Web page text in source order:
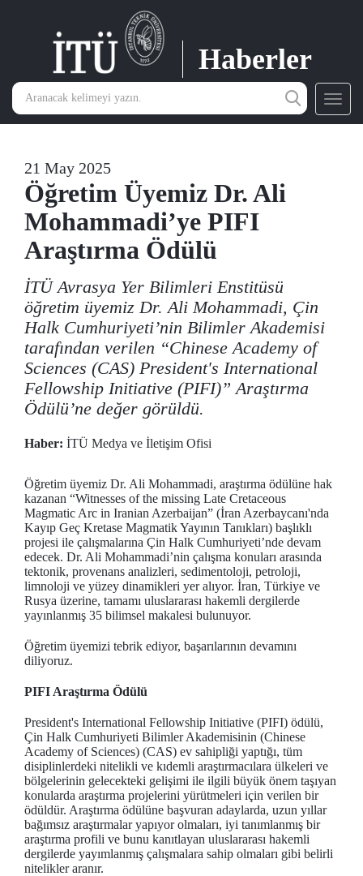
Haberler
21 May 2025
Öğretim Üyemiz Dr. Ali
Mohammadi’ye PIFI
Araştırma Ödülü
İTÜ Avrasya Yer Bilimleri Enstitüsü
öğretim üyemiz Dr. Ali Mohammadi, Çin
Halk Cumhuriyeti’nin Bilimler Akademisi
tarafından verilen “Chinese Academy of
Sciences (CAS) President's International
Fellowship Initiative (PIFI)” Araştırma
Ödülü’ne değer görüldü.
Haber: İTÜ Medya ve İletişim Ofisi
Öğretim üyemiz Dr. Ali Mohammadi, araştırma ödülüne hak
kazanan “Witnesses of the missing Late Cretaceous
Magmatic Arc in Iranian Azerbaijan” (İran Azerbaycanı'nda
Kayıp Geç Kretase Magmatik Yayının Tanıkları) başlıklı
projesi ile çalışmalarına Çin Halk Cumhuriyeti’nde devam
edecek. Dr. Ali Mohammadi’nin çalışma konuları arasında
tektonik, provenans analizleri, sedimentoloji, petroloji,
limnoloji ve yüzey dinamikleri yer alıyor. İran, Türkiye ve
Rusya üzerine, tamamı uluslararası hakemli dergilerde
yayınlanmış 35 bilimsel makalesi bulunuyor.
Öğretim üyemizi tebrik ediyor, başarılarının devamını
diliyoruz.
PIFI Araştırma Ödülü
President's International Fellowship Initiative (PIFI) ödülü,
Çin Halk Cumhuriyeti Bilimler Akademisinin (Chinese
Academy of Sciences) (CAS) ev sahipliği yaptığı, tüm
disiplinlerdeki nitelikli ve kıdemli araştırmacılara ülkeleri ve
bölgelerinin gelecekteki gelişimi ile ilgili büyük önem taşıyan
konularda araştırma projelerini yürütmeleri için verilen bir
ödüldür. Araştırma ödülüne başvuran adaylarda, uzun yıllar
bağımsız araştırmalar yapıyor olmaları, iyi tanımlanmış bir
araştırma profili ve bunu kanıtlayan uluslararası hakemli
dergilerde yayımlanmış çalışmalara sahip olmaları gibi belirli
nitelikler aranır.